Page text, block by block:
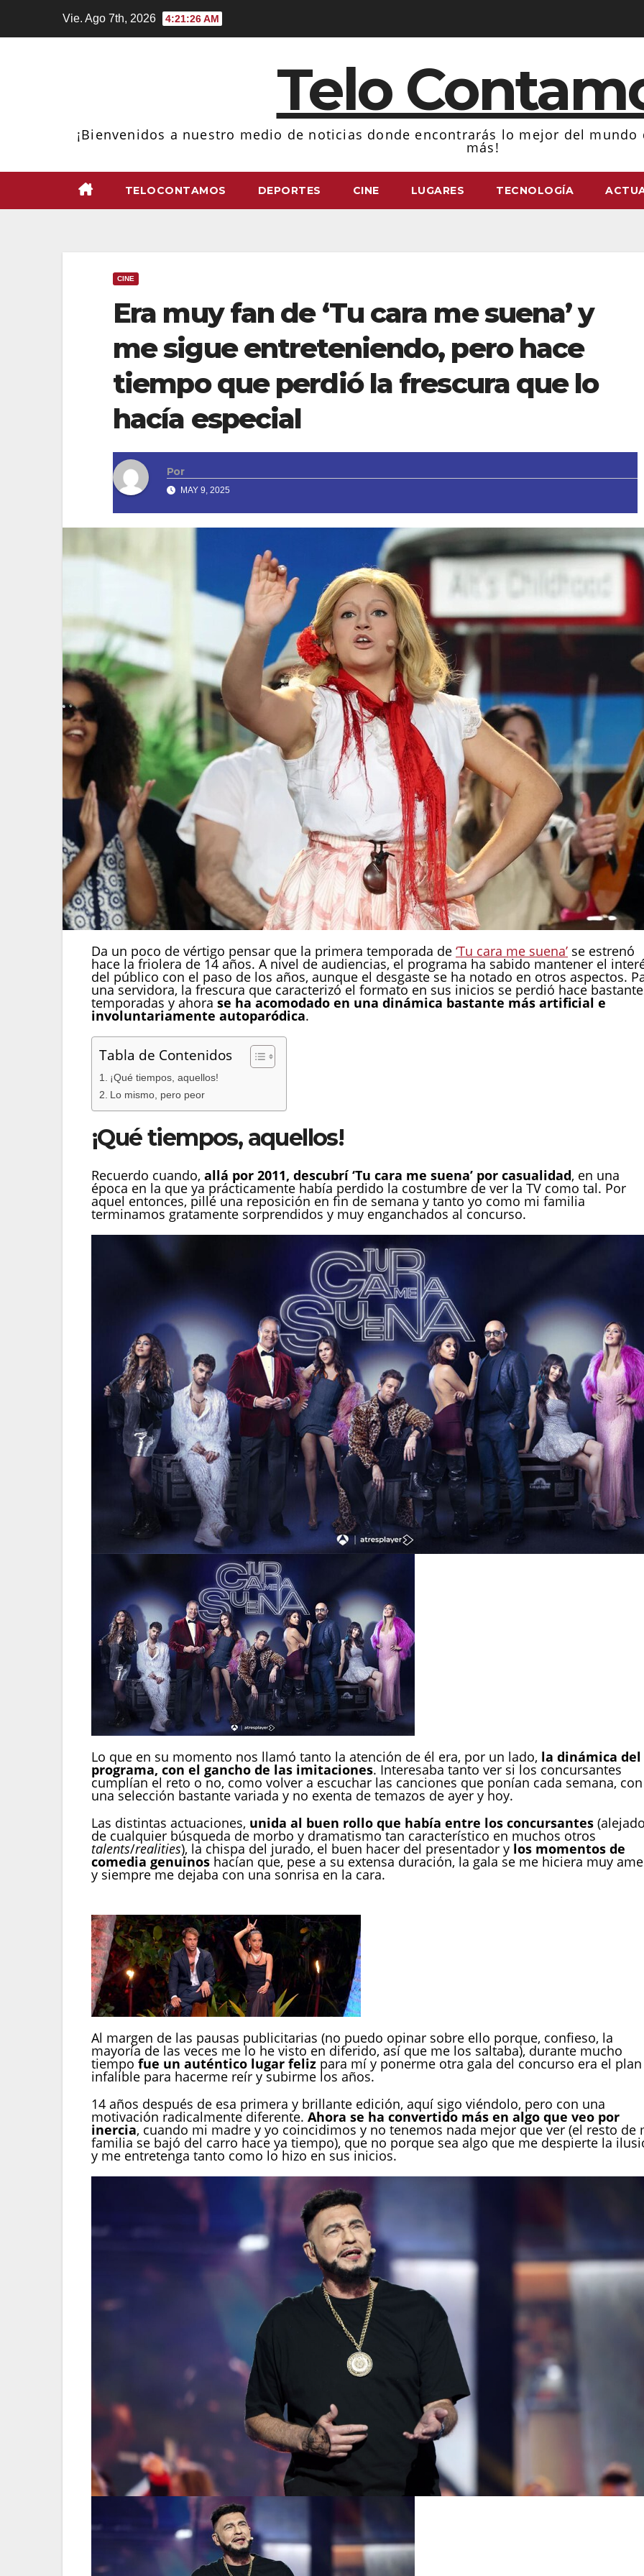
Vie. Ago 7th, 2026 4:21:28 AM
Telo
¡Bienvenidos a nuestro medio de noticias donde encontrarás lo mejor del
más!
TELOCONTAMOS DEPORTES CINE LUGARES TECNOLOGÍA
CINE
Era muy fan de ‘Tu cara me suena’ y
me sigue entreteniendo, pero hace
tiempo que perdió la frescura que lo
hacía especial
Por
MAY 9, 2025
Da un poco de vértigo pensar que la primera temporada de ‘Tu cara me suena’ se estrenó
hace la friolera de 14 años. A nivel de audiencias, el programa ha sabido mantener el
del público con el paso de los años, aunque el desgaste se ha notado en otros aspectos.
una servidora, la frescura que caracterizó el formato en sus inicios se perdió hace
temporadas y ahora se ha acomodado en una dinámica bastante más artificial e
involuntariamente autoparódica.
Tabla de Contenidos
¡Qué tiempos, aquellos!
Lo mismo, pero peor
¡Qué tiempos, aquellos!
Recuerdo cuando, allá por 2011, descubrí ‘Tu cara me suena’ por casualidad, en una
época en la que ya prácticamente había perdido la costumbre de ver la TV como tal. Por
aquel entonces, pillé una reposición en fin de semana y tanto yo como mi familia
terminamos gratamente sorprendidos y muy enganchados al concurso.
Lo que en su momento nos llamó tanto la atención de él era, por un lado, la dinámica del
programa, con el gancho de las imitaciones. Interesaba tanto ver si los concursantes
cumplían el reto o no, como volver a escuchar las canciones que ponían cada semana, con
una selección bastante variada y no exenta de temazos de ayer y hoy.
Las distintas actuaciones, unida al buen rollo que había entre los concursantes (alejado
de cualquier búsqueda de morbo y dramatismo tan característico en muchos otros
talents/realities), la chispa del jurado, el buen hacer del presentador y los momentos de
comedia genuinos hacían que, pese a su extensa duración, la gala se me hiciera muy
y siempre me dejaba con una sonrisa en la cara.
Al margen de las pausas publicitarias (no puedo opinar sobre ello porque, confieso, la
mayoría de las veces me lo he visto en diferido, así que me los saltaba), durante mucho
tiempo fue un auténtico lugar feliz para mí y ponerme otra gala del concurso era el plan
infalible para hacerme reír y subirme los años.
14 años después de esa primera y brillante edición, aquí sigo viéndolo, pero con una
motivación radicalmente diferente. Ahora se ha convertido más en algo que veo por
inercia, cuando mi madre y yo coincidimos y no tenemos nada mejor que ver (el resto de
familia se bajó del carro hace ya tiempo), que no porque sea algo que me despierte la
y me entretenga tanto como lo hizo en sus inicios.